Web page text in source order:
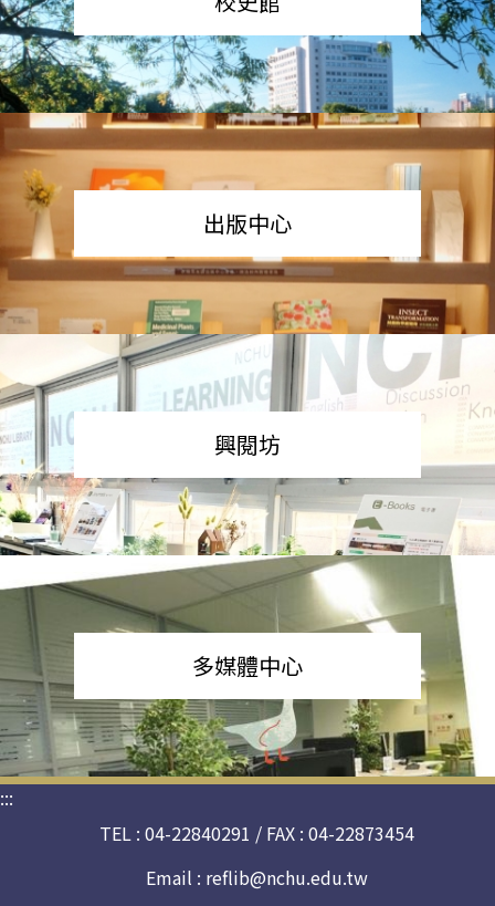
出版中心
興閱坊
多媒體中心
:::
TEL : 04-22840291 / FAX : 04-22873454
Email : reflib@nchu.edu.tw